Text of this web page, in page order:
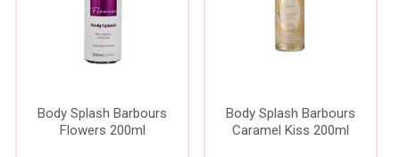
Body Splash Barbours
Flowers 200ml
Body Splash Barbours
Caramel Kiss 200ml